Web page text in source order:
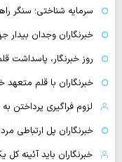
سرمایه شناختی؛ سنگر
خبرنگاران وجدان
روز خبرنگار، پاسداشت
خبرنگاران با قلم
لزوم فراگیری پرداختن
خبرنگاران پل ارتباطی
خبرنگاران باید آئینه